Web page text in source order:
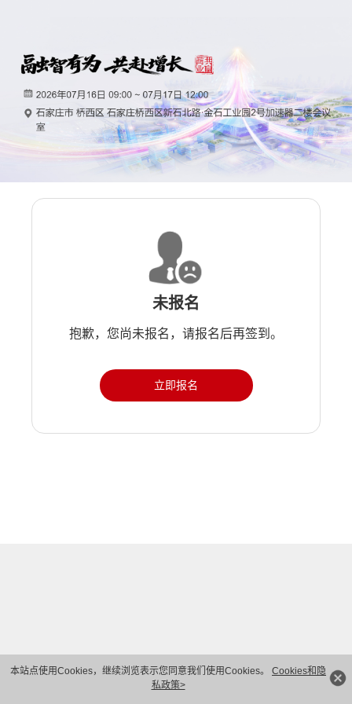
本站点使用Cookies，继续浏览表示您同意我们使用Cookies。 Cookies和隐
私政策>
未报名
抱歉，您尚未报名，请报名后再签到。
立即报名